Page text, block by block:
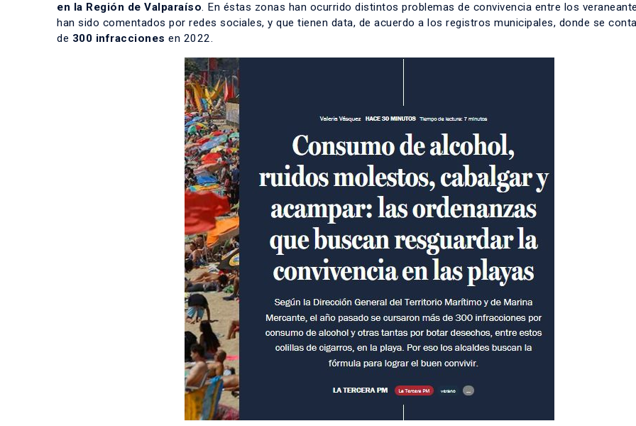
en la Región de Valparaíso. En éstas zonas han ocurrido distintos problemas de convivencia entre los
han sido comentados por redes sociales, y que tienen data, de acuerdo a los registros municipales, donde se
de 300 infracciones en 2022.